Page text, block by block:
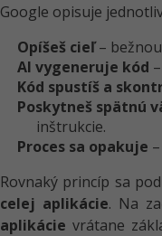
Google opisuje
Opíšeš cieľ–
AI vygeneruje kód
Kód spustíš a
Poskytneš spätnú
inštrukcie.
Proces sa opakuje
Rovnaký princíp sa
celej aplikácie. Na
aplikácie vrátane